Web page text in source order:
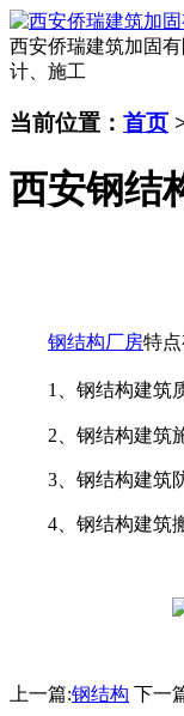
西安侨瑞建筑加固有
计、施工
当前位置： 首页
西安钢结
钢结构厂房特
1、钢结构建筑
2、钢结构建筑
3、钢结构建筑
4、钢结构建筑
上一篇:钢结构 下一